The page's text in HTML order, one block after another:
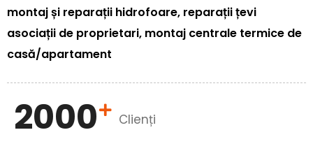
montaj și reparații hidrofoare, reparații țevi
asociații de proprietari, montaj centrale termice de
casă/apartament
2000 Clienți